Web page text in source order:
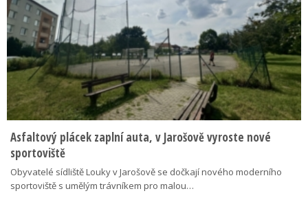
Asfaltový plácek zaplní auta, v Jarošově vyroste nové
sportoviště
Obyvatelé sídliště Louky v Jarošově se dočkají nového moderního
sportoviště s umělým trávníkem pro malou…